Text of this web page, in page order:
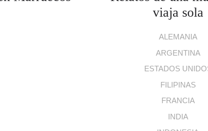
viaja sola
ALEMANIA
ARGENTINA
ESTADOS
FILIPINAS
FRANCIA
INDIA